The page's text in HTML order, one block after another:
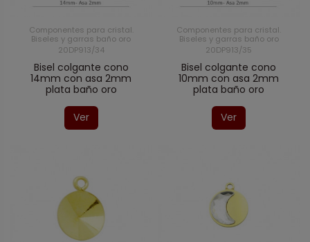
Componentes para cristal.
Biseles y garras baño oro
20DP913/34
Bisel colgante cono
14mm con asa 2mm
plata baño oro
Ver
Componentes para cristal.
Biseles y garras baño oro
20DP913/35
Bisel colgante cono
10mm con asa 2mm
plata baño oro
Ver